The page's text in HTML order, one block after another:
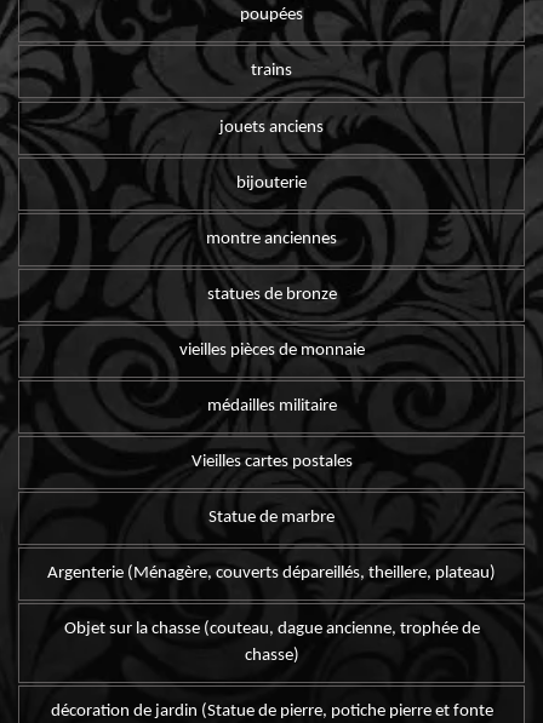
poupées
trains
jouets anciens
bijouterie
montre anciennes
statues de bronze
vieilles pièces de monnaie
médailles militaire
Vieilles cartes postales
Statue de marbre
Argenterie (Ménagère, couverts dépareillés, theillere, plateau)
Objet sur la chasse (couteau, dague ancienne, trophée de
chasse)
décoration de jardin (Statue de pierre, potiche pierre et fonte